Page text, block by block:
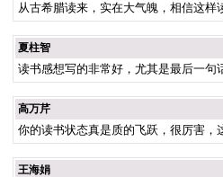
从古希腊读来，实在大气魄，相信这样
夏柱智
读书感想写的非常好，尤其是最后一
高万芹
你的读书状态真是质的飞跃，很厉害，
王海娟